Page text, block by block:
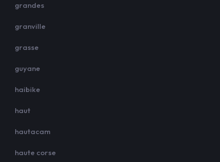
grandes
granville
grasse
guyane
haibike
haut
hautacam
haute corse